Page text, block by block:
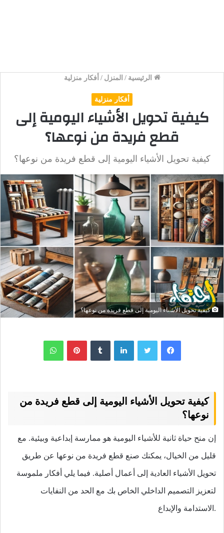
الرئيسية / المنزل / أفكار منزلية
أفكار منزلية
كيفية تحويل الأشياء اليومية إلى
قطع فريدة من نوعها؟
كيفية تحويل الأشياء اليومية إلى قطع فريدة من نوعها؟
كيفية تحويل الأشياء اليومية إلى قطع فريدة من نوعها؟
لينكدإن ‏Tumblr بينتيريستواتساب
كيفية تحويل الأشياء اليومية إلى قطع فريدة من
نوعها؟
إن منح حياة ثانية للأشياء اليومية هو ممارسة إبداعية وبيئية. مع
قليل من الخيال، يمكنك صنع قطع فريدة من نوعها عن طريق
تحويل الأشياء العادية إلى أعمال أصلية. فيما يلي أفكار ملموسة
لتعزيز التصميم الداخلي الخاص بك مع الحد من النفايات
.الاستدامة والإبداع